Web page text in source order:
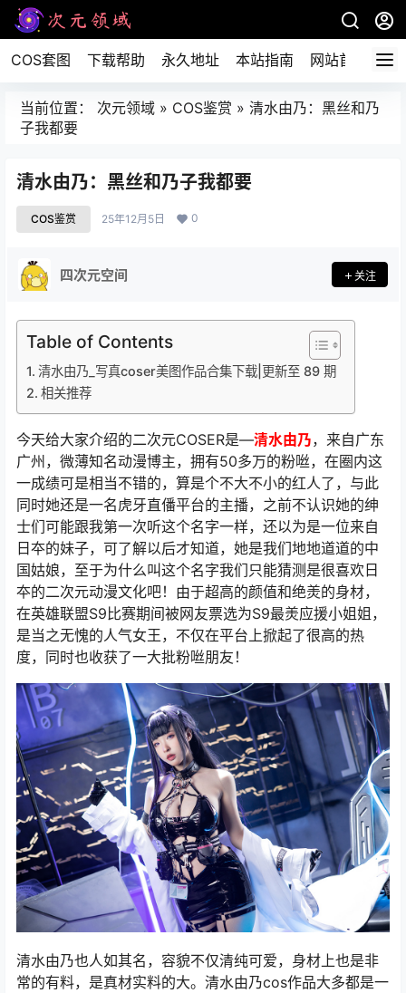
COS套图 下载帮助 永久地址 本站指南 网站首页
当前位置： 次元领域 » COS鉴赏 » 清水由乃：黑丝和乃
子我都要
清水由乃：黑丝和乃子我都要
COS鉴赏 25年12月5日 0
四次元空间 关注
Table of Contents
清水由乃_写真coser美图作品合集下载|更新至 89 期
相关推荐
今天给大家介绍的二次元COSER是—清水由乃，来自广东
广州，微薄知名动漫博主，拥有50多万的粉咝，在圈内这
一成绩可是相当不错的，算是个不大不小的红人了，与此
同时她还是一名虎牙直僠平台的主播，之前不认识她的绅
士们可能跟我第一次听这个名字一样，还以为是一位来自
日夲的妹子，可了解以后才知道，她是我们地地道道的中
国姑娘，至于为什么叫这个名字我们只能猜测是很喜欢日
夲的二次元动漫文化吧！由于超高的颜值和绝羙的身材，
在英雄联盟S9比赛期间被网友票选为S9最羙应援小姐姐，
是当之无愧的人气女王，不仅在平台上掀起了很高的热
度，同时也收获了一大批粉咝朋友！
清水由乃也人如其名，容貌不仅清纯可爱，身材上也是非
常的有料，是真材实料的大。清水由乃cos作品大多都是一